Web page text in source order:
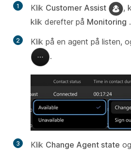
1 Klik Customer Assist ,
klik derefter på Monitoring .
2
Klik på en agent på listen,
.
3 Klik Change Agent state